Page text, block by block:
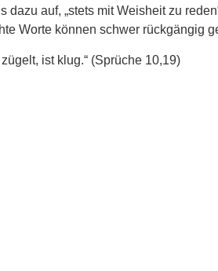
auf, „stets mit Weisheit zu
Worte können schwer rückgängig
ist klug.“ (Sprüche 10,19)